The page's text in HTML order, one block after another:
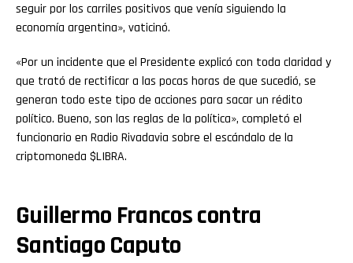
seguir por los carriles positivos que venía siguiendo la
economía argentina», vaticinó.
«Por un incidente que el Presidente explicó con toda claridad y
que trató de rectificar a las pocas horas de que sucedió, se
generan todo este tipo de acciones para sacar un rédito
político. Bueno, son las reglas de la política», completó el
funcionario en Radio Rivadavia sobre el escándalo de la
criptomoneda $LIBRA.
Guillermo Francos contra
Santiago Caputo